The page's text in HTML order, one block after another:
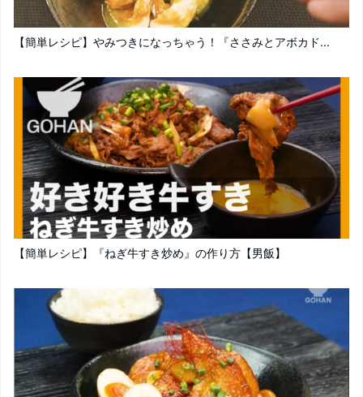
【簡単レシピ】やみつきになっちゃう！『ささみとアボカド...
【簡単レシピ】『ねぎ牛すき炒め』の作り方【男飯】